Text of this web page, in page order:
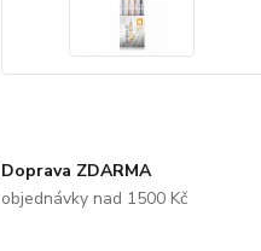
Doprava ZDARMA
objednávky nad 1500 Kč